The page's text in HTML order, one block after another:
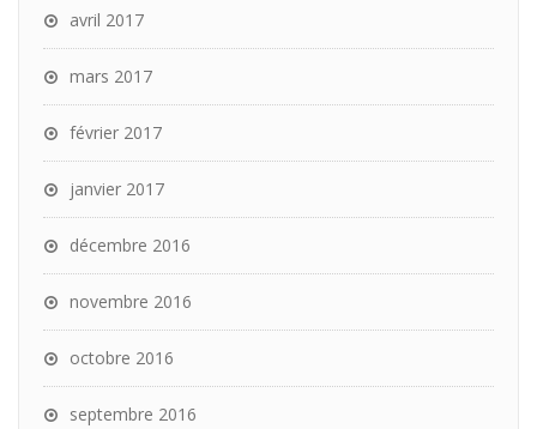
avril 2017
mars 2017
février 2017
janvier 2017
décembre 2016
novembre 2016
octobre 2016
septembre 2016